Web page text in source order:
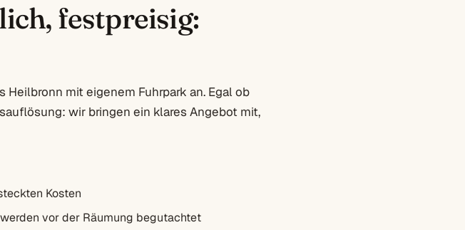
festpreisig:
mit eigenem Fuhrpark an. Egal ob
wir bringen ein klares Angebot mit,
Kosten
vor der Räumung begutachtet